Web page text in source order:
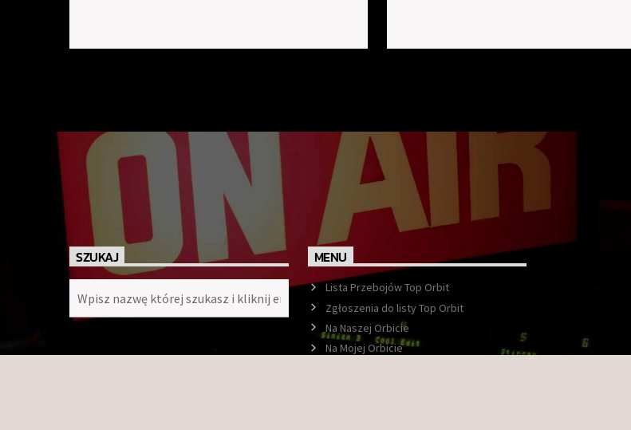
SZUKAJ MENU
Lista Przebojów Top Orbit
Zgłoszenia do listy Top Orbit
Na Naszej Orbicie
Na Mojej Orbicie